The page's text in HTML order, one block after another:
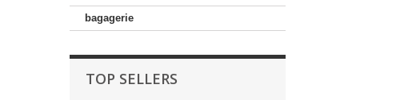
bagagerie
TOP SELLERS